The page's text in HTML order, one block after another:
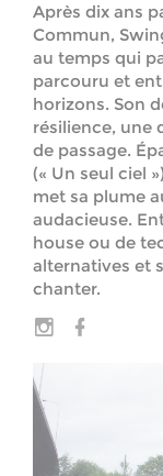
Après dix ans
Commun,
au temps qui
parcouru et
horizons. Son
résilience, une
de passage.
(« Un seul ciel
met sa plume
audacieuse.
house ou de
alternatives et
chanter.